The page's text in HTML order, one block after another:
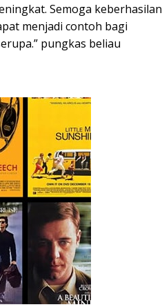
Semoga keberhasilan
menjadi contoh bagi
pungkas beliau